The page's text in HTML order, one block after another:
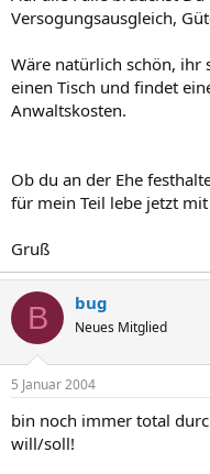
Versogungsausgleich,
Wäre natürlich schön, ihr
einen Tisch und findet
Anwaltskosten.
Ob du an der Ehe
für mein Teil lebe jetzt
Gruß
B bug
Neues Mitglied
5 Januar 2004
bin noch immer total
will/soll!